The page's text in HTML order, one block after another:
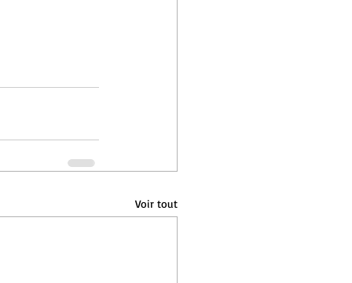
Voir tout